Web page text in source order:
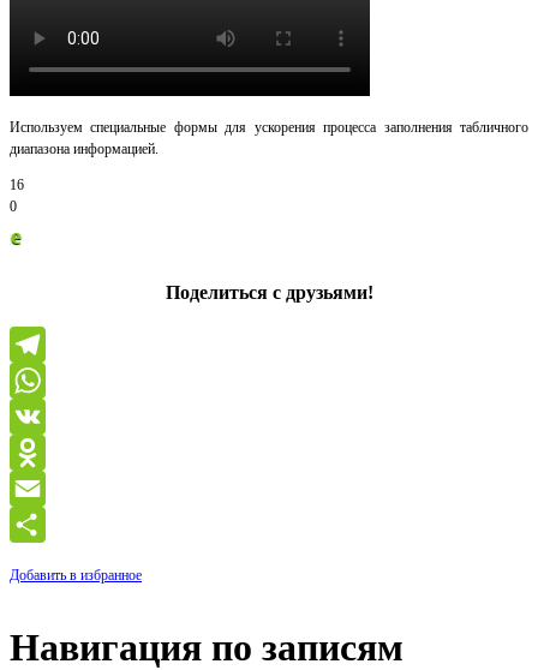
Используем специальные формы для ускорения процесса заполнения табличного
диапазона информацией.
16
0
Поделиться с друзьями!
Telegram
WhatsApp
VK
Odnoklassniki
Email
Добавить в избранное
Навигация по записям